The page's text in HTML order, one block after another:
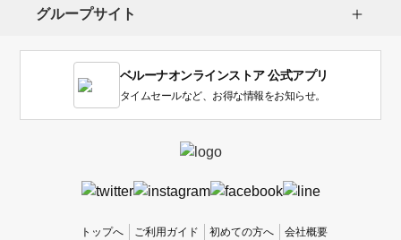
グループサイト
ベルーナオンラインストア 公式アプリ
タイムセールなど、お得な情報をお知らせ。
トップへ ご利用ガイド 初めての方へ 会社概要